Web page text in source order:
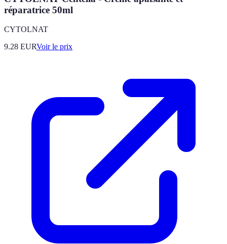
réparatrice 50ml
CYTOLNAT
9.28 EURVoir le prix